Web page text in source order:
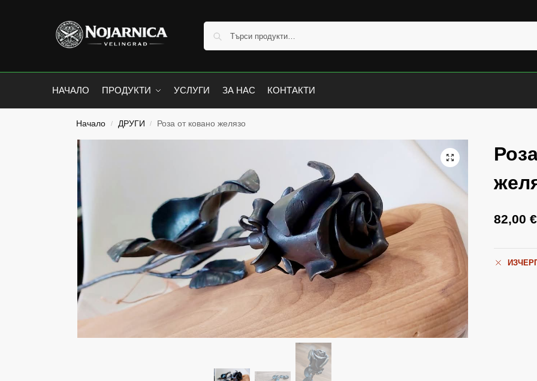
НАЧАЛО ПРОДУКТИ УСЛУГИ ЗА НАС КОНТАКТИ
Начало / ДРУГИ / Роза от ковано желязо
82,00€